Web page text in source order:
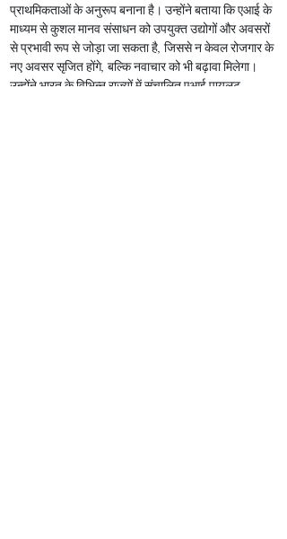
प्राथमिकताओं के अनुरूप बनाना है। उन्होंने बताया कि एआई के
माध्यम से कुशल मानव संसाधन को उपयुक्त उद्योगों और अवसरों
से प्रभावी रूप से जोड़ा जा सकता है, जिससे न केवल रोजगार के
नए अवसर सृजित होंगे, बल्कि नवाचार को भी बढ़ावा मिलेगा।
उन्होंने भारत के विभिन्न राज्यों में संचालित एआई पायलट